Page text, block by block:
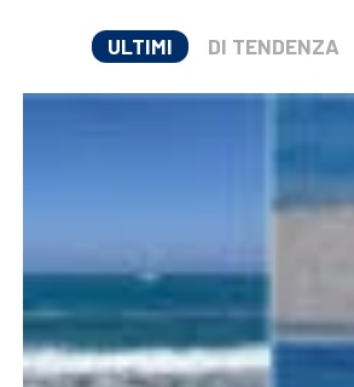
ULTIMI DI TENDENZA